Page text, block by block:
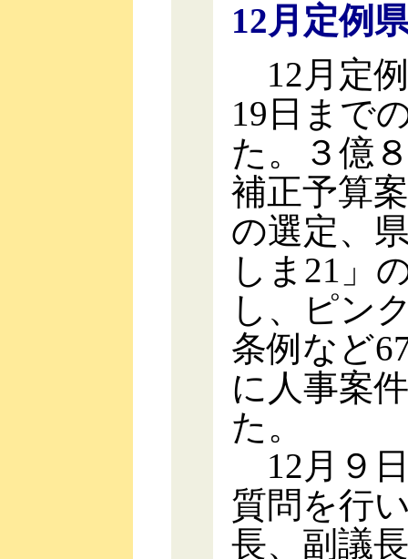
12月定例
12月定
19日まで
た。３億
補正予算
の選定、
しま21」
し、ピン
条例など
に人事案
た。
12月９
質問を行
長、副議